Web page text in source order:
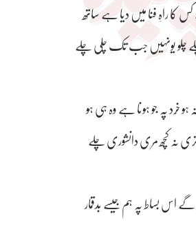
کا راہِ فنا میں دیا ہے ساتھ
چلو یونہیں جب تک چلی چلے
ہو خِرد پہ جو ہونا ہے وہ ہی ہو
نہ کچھ مری دانشوری چلے
اس بساط پہ ہم جیسے بدقمار